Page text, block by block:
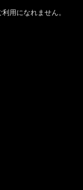
用になれません。